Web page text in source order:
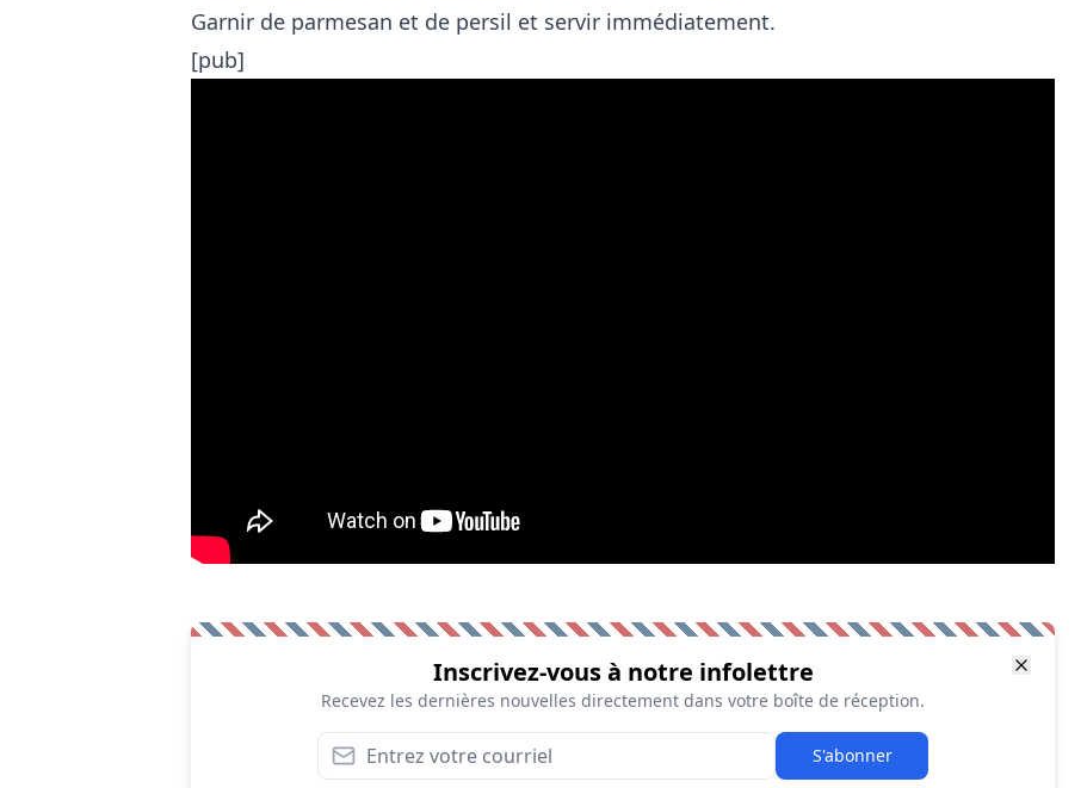
Garnir de parmesan et de persil et servir immédiatement.
[pub]
Inscrivez-vous à notre infolettre
Recevez les dernières nouvelles directement dans votre boîte de réception.
S'abonner